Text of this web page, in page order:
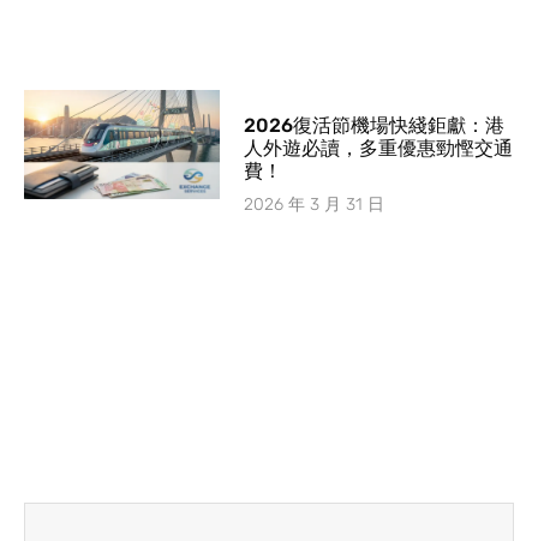
2026復活節機場快綫鉅獻：港
人外遊必讀，多重優惠勁慳交通
費！
2026 年 3 月 31 日